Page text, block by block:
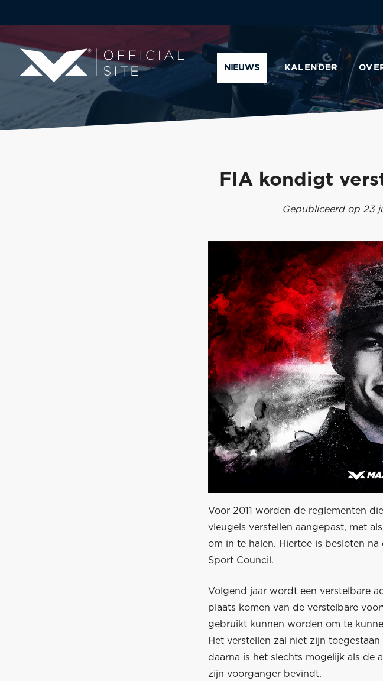
NIEUWS KALENDER
FIA kondigt
Gepubliceerd op 23
Voor 2011 worden de reglementen
vleugels verstellen aangepast, met
om in te halen. Hiertoe is besloten
Sport Council.
Volgend jaar wordt een verstelbare
plaats komen van de verstelbare
gebruikt kunnen worden om te
Het verstellen zal niet zijn
daarna is het slechts mogelijk als de
zijn voorganger bevindt.